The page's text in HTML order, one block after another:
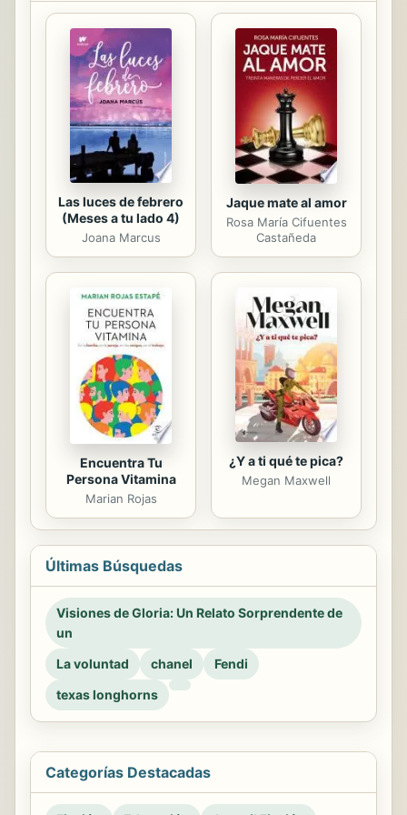
apasionante acercamiento,
concepciones de México, el mundo,
el poder y la creación.
Las luces de febrero
(Meses a tu lado 4)
Joana Marcus
Jaque mate al amor
Rosa María Cifuentes
Castañeda
Encuentra Tu
Persona Vitamina
Marian Rojas
¿Y a ti qué te pica?
Megan Maxwell
Últimas Búsquedas
Visiones de Gloria: Un Relato Sorprendente de
un
La voluntad
chanel
Fendi
texas longhorns
Categorías Destacadas